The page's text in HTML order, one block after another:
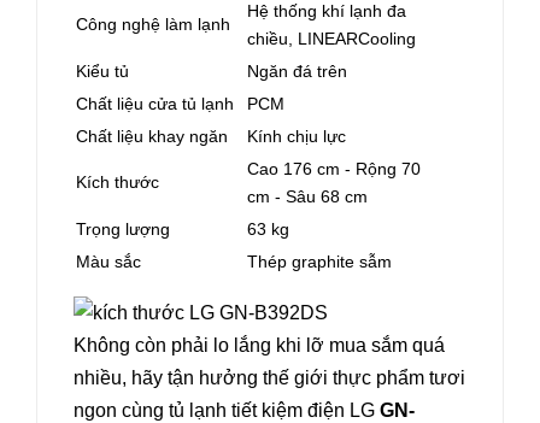
Công nghệ làm lạnh
Hệ thống khí lạnh đa
chiều, LINEARCooling
Kiểu tủ
Ngăn đá trên
Chất liệu cửa tủ lạnh
PCM
Chất liệu khay ngăn
Kính chịu lực
Kích thước
Cao 176 cm - Rộng 70
cm - Sâu 68 cm
Trọng lượng
63 kg
Màu sắc
Thép graphite sẫm
Không còn phải lo lắng khi lỡ mua sắm quá
nhiều, hãy tận hưởng thế giới thực phẩm tươi
ngon cùng tủ lạnh tiết kiệm điện LG GN-